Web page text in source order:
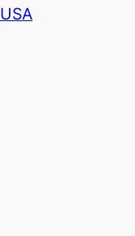
USA